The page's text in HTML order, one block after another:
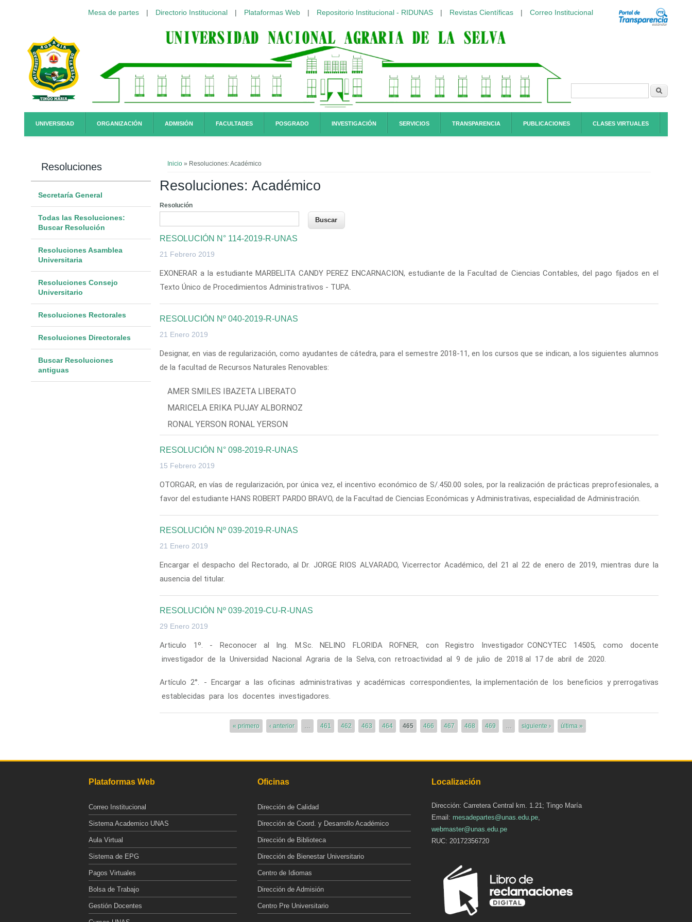
Mesa de partes | Directorio Institucional | Plataformas Web | Repositorio Institucional - RIDUNAS | Revistas Científicas | Correo Institucional
Formulario de
UNIVERSIDAD ORGANIZACIÓN ADMISIÓN FACULTADES POSGRADO INVESTIGACIÓN SERVICIOS TRANSPARENCIA PUBLICACIONES CLASES VIRTUALES
Inicio » Resoluciones: Académico
Resoluciones: Académico
Resolución
RESOLUCIÓN N° 114-2019-R-UNAS
21 Febrero 2019
EXONERAR a la estudiante MARBELlTA CANDY PEREZ ENCARNACION, estudiante de la Facultad de Ciencias Contables, del pago fijados en el
Texto Único de Procedimientos Administrativos - TUPA.
RESOLUCIÓN Nº 040-2019-R-UNAS
21 Enero 2019
Designar, en vias de regularización, como ayudantes de cátedra, para el semestre 2018-11, en los cursos que se indican, a los siguientes alumnos
de la facultad de Recursos Naturales Renovables:
AMER SMILES IBAZETA LIBERATO
MARICELA ERIKA PUJAY ALBORNOZ
RONAL YERSON RONAL YERSON
RESOLUCIÓN N° 098-2019-R-UNAS
15 Febrero 2019
OTORGAR, en vías de regularización, por única vez, el incentivo económico de S/.450.00 soles, por la realización de prácticas preprofesionales, a
favor del estudiante HANS ROBERT PARDO BRAVO, de la Facultad de Ciencias Económicas y Administrativas, especialidad de Administración.
RESOLUCIÓN Nº 039-2019-R-UNAS
21 Enero 2019
Encargar el despacho del Rectorado, al Dr. JORGE RIOS ALVARADO, Vicerrector Académico, del 21 al 22 de enero de 2019, mientras dure la
ausencia del titular.
RESOLUCIÓN Nº 039-2019-CU-R-UNAS
29 Enero 2019
Articulo 1º. - Reconocer al lng. M.Sc. NELINO FLORIDA ROFNER, con Registro Investigador CONCYTEC 14505, como docente
investigador de la Universidad Nacional Agraria de la Selva, con retroactividad al 9 de julio de 2018 al 17 de abril de 2020.
Artículo 2°. - Encargar a las oficinas administrativas y académicas correspondientes, la implementación de los beneficios y prerrogativas
establecidas para los docentes investigadores.
« primero ‹ anterior … 461 462 463 464 465 466 467 468 469 … siguiente › última »
Resoluciones
Secretaría General
Todas las Resoluciones:
Buscar Resolución
Resoluciones Asamblea
Universitaria
Resoluciones Consejo
Universitario
Resoluciones Rectorales
Resoluciones Directorales
Buscar Resoluciones
antiguas
Plataformas Web
Correo Institucional
Sistema Academico UNAS
Aula Virtual
Sistema de EPG
Pagos Virtuales
Bolsa de Trabajo
Gestión Docentes
Oficinas
Dirección de Calidad
Dirección de Coord. y Desarrollo Académico
Dirección de Biblioteca
Dirección de Bienestar Universitario
Centro de Idiomas
Dirección de Admisión
Centro Pre Universitario
Localización
Dirección: Carretera Central km. 1.21; Tingo María
Email: mesadepartes@unas.edu.pe,
webmaster@unas.edu.pe
RUC: 20172356720